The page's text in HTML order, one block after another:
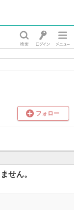
フォロー
せん。